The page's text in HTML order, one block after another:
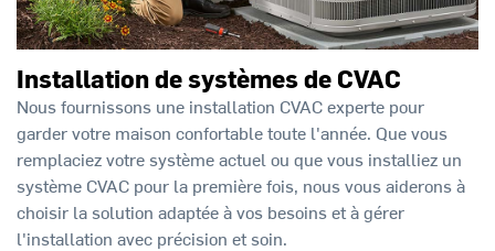
Installation de systèmes de CVAC
Nous fournissons une installation CVAC experte pour
garder votre maison confortable toute l'année. Que vous
remplaciez votre système actuel ou que vous installiez un
système CVAC pour la première fois, nous vous aiderons à
choisir la solution adaptée à vos besoins et à gérer
l'installation avec précision et soin.